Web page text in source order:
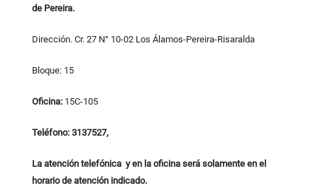
de Pereira.
Dirección. Cr. 27 N° 10-02 Los Álamos-Pereira-Risaralda
Bloque: 15
Oficina:15C-105
Teléfono: 3137527,
La atención telefónica y en la oficina será solamente en el
horario de atención indicado.